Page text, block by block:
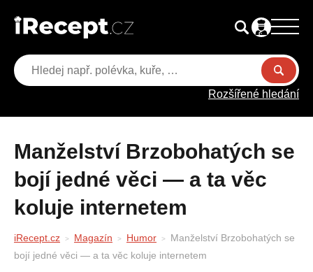
Rozšířené hledání
Manželství Brzobohatých se
bojí jedné věci — a ta věc
koluje internetem
iRecept.cz Magazín Humor
Manželství Brzobohatých se
bojí jedné věci — a ta věc koluje internetem